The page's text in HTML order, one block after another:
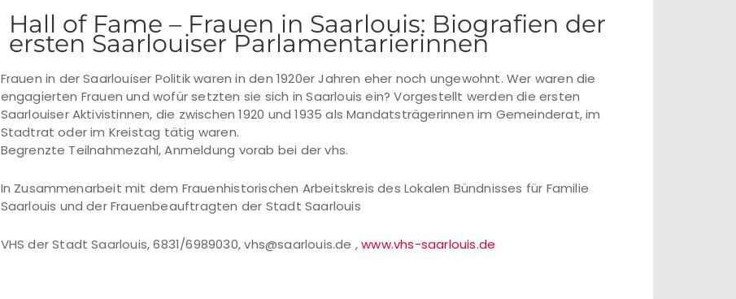
Hall of Fame – Frauen in Saarlouis: Biografien der
ersten Saarlouiser Parlamentarierinnen
Frauen in der Saarlouiser Politik waren in den 1920er Jahren eher noch ungewohnt. Wer waren die
engagierten Frauen und wofür setzten sie sich in Saarlouis ein? Vorgestellt werden die ersten
Saarlouiser Aktivistinnen, die zwischen 1920 und 1935 als Mandatsträgerinnen im Gemeinderat, im
Stadtrat oder im Kreistag tätig waren.
Begrenzte Teilnahmezahl, Anmeldung vorab bei der vhs.
In Zusammenarbeit mit dem Frauenhistorischen Arbeitskreis des Lokalen Bündnisses für Familie
Saarlouis und der Frauenbeauftragten der Stadt Saarlouis
VHS der Stadt Saarlouis, 6831/6989030, vhs@saarlouis.de ,www.vhs-saarlouis.de